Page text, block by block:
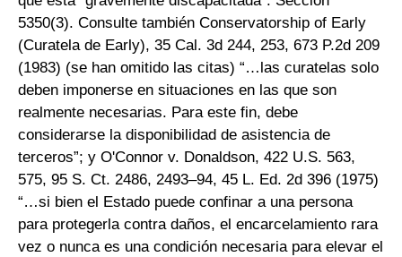
5350(3). Consulte también Conservatorship of Early
(Curatela de Early), 35 Cal. 3d 244, 253, 673 P.2d 209
(1983) (se han omitido las citas) “…las curatelas solo
deben imponerse en situaciones en las que son
realmente necesarias. Para este fin, debe
considerarse la disponibilidad de asistencia de
terceros”; y O'Connor v. Donaldson, 422 U.S. 563,
575, 95 S. Ct. 2486, 2493–94, 45 L. Ed. 2d 396 (1975)
“…si bien el Estado puede confinar a una persona
para protegerla contra daños, el encarcelamiento rara
vez o nunca es una condición necesaria para elevar el